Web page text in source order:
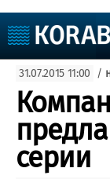
Судоходство
Судоремонт
События
Порты
Рыболовство
ВМФ
Образование
31.07.2015 11:00 /
серии